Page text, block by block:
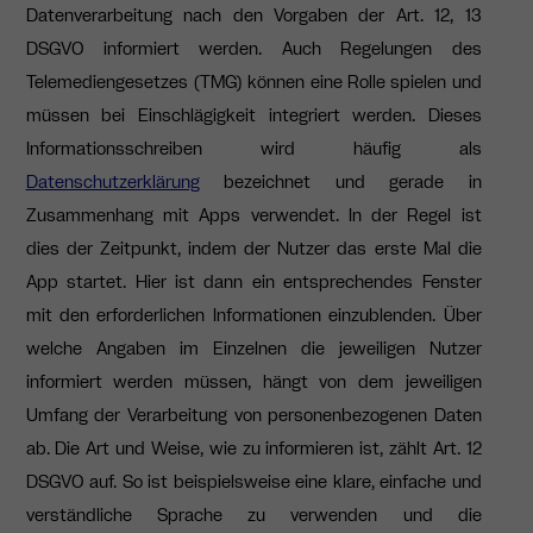
Datenverarbeitung nach den Vorgaben der Art. 12, 13
DSGVO informiert werden. Auch Regelungen des
Telemediengesetzes (TMG) können eine Rolle spielen und
müssen bei Einschlägigkeit integriert werden. Dieses
Informationsschreiben wird häufig als
Datenschutzerklärungbezeichnet und gerade in
Zusammenhang mit Apps verwendet. In der Regel ist
dies der Zeitpunkt, indem der Nutzer das erste Mal die
App startet. Hier ist dann ein entsprechendes Fenster
mit den erforderlichen Informationen einzublenden. Über
welche Angaben im Einzelnen die jeweiligen Nutzer
informiert werden müssen, hängt von dem jeweiligen
Umfang der Verarbeitung von personenbezogenen Daten
ab. Die Art und Weise, wie zu informieren ist, zählt Art. 12
DSGVO auf. So ist beispielsweise eine klare, einfache und
verständliche Sprache zu verwenden und die